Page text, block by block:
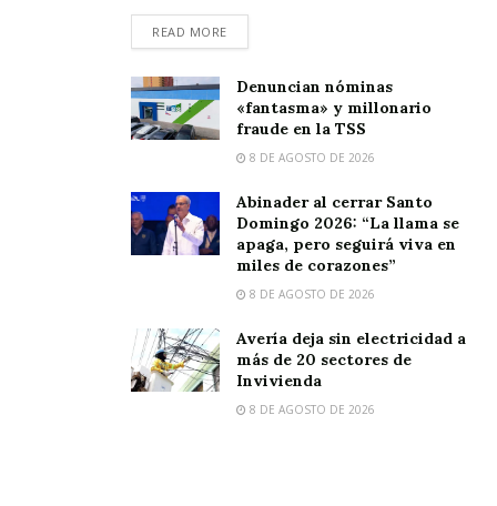
READ MORE
Denuncian nóminas
«fantasma» y millonario
fraude en la TSS
8 DE AGOSTO DE 2026
Abinader al cerrar Santo
Domingo 2026: “La llama se
apaga, pero seguirá viva en
miles de corazones”
8 DE AGOSTO DE 2026
Avería deja sin electricidad a
más de 20 sectores de
Invivienda
8 DE AGOSTO DE 2026